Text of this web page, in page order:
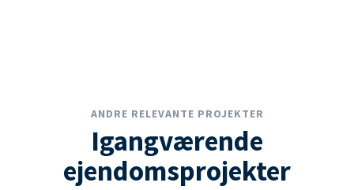
ANDRE RELEVANTE PROJEKTER
Igangværende
ejendomsprojekter